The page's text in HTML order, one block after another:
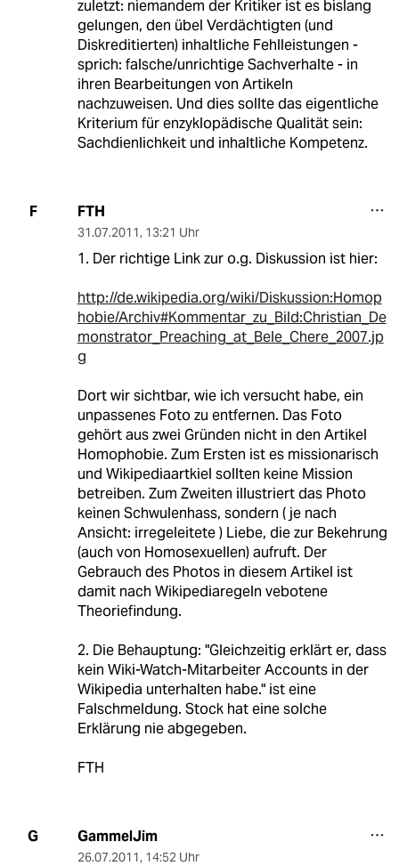
zuletzt: niemandem der Kritiker ist es bislang
gelungen, den übel Verdächtigten (und
Diskreditierten) inhaltliche Fehlleistungen -
sprich: falsche/unrichtige Sachverhalte - in
ihren Bearbeitungen von Artikeln
nachzuweisen. Und dies sollte das eigentliche
Kriterium für enzyklopädische Qualität sein:
Sachdienlichkeit und inhaltliche Kompetenz.
F FTH
31.07.2011, 13:21 Uhr
1. Der richtige Link zur o.g. Diskussion ist hier:
http://de.wikipedia.org/wiki/Diskussion:Homop
hobie/Archiv#Kommentar_zu_Bild:Christian_De
monstrator_Preaching_at_Bele_Chere_2007.jp
g
Dort wir sichtbar, wie ich versucht habe, ein
unpassenes Foto zu entfernen. Das Foto
gehört aus zwei Gründen nicht in den Artikel
Homophobie. Zum Ersten ist es missionarisch
und Wikipediaartkiel sollten keine Mission
betreiben. Zum Zweiten illustriert das Photo
keinen Schwulenhass, sondern ( je nach
Ansicht: irregeleitete ) Liebe, die zur Bekehrung
(auch von Homosexuellen) aufruft. Der
Gebrauch des Photos in diesem Artikel ist
damit nach Wikipediaregeln vebotene
Theoriefindung.
2. Die Behauptung: "Gleichzeitig erklärt er, dass
kein Wiki-Watch-Mitarbeiter Accounts in der
Wikipedia unterhalten habe." ist eine
Falschmeldung. Stock hat eine solche
Erklärung nie abgegeben.
FTH
G GammelJim
26.07.2011, 14:52 Uhr